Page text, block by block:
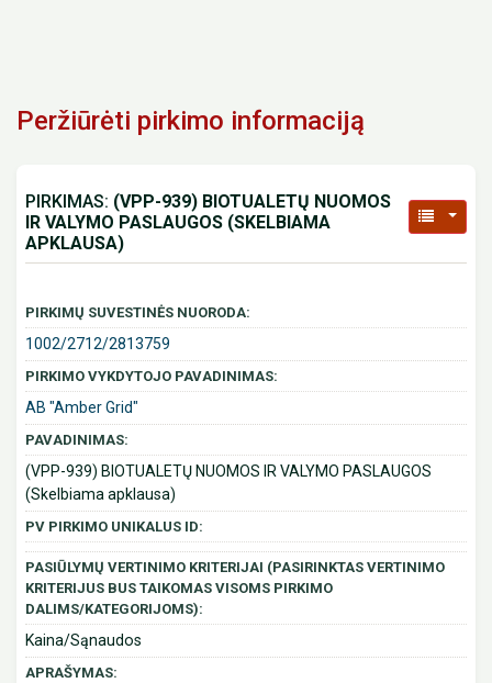
Peržiūrėti pirkimo informaciją
PIRKIMAS: (VPP-939) BIOTUALETŲ NUOMOS
IR VALYMO PASLAUGOS (SKELBIAMA
APKLAUSA)
PIRKIMŲ SUVESTINĖS NUORODA:
1002/2712/2813759
PIRKIMO VYKDYTOJO PAVADINIMAS:
AB "Amber Grid"
PAVADINIMAS:
(VPP-939) BIOTUALETŲ NUOMOS IR VALYMO PASLAUGOS
(Skelbiama apklausa)
PV PIRKIMO UNIKALUS ID:
PASIŪLYMŲ VERTINIMO KRITERIJAI (PASIRINKTAS VERTINIMO
KRITERIJUS BUS TAIKOMAS VISOMS PIRKIMO
DALIMS/KATEGORIJOMS):
Kaina/Sąnaudos
APRAŠYMAS: